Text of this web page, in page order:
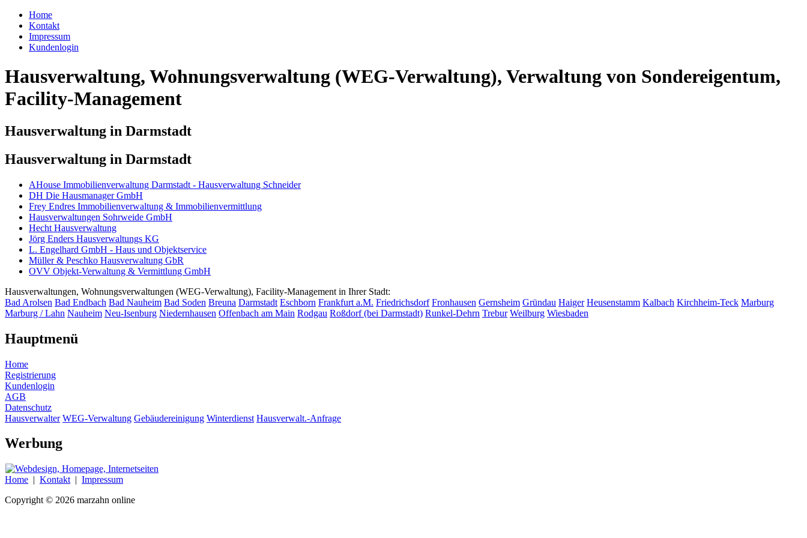
Home
Kontakt
Impressum
Kundenlogin
Hausverwaltung, Wohnungsverwaltung (WEG-Verwaltung), Verwaltung von Sondereigentum,
Facility-Management
Hausverwaltung in Darmstadt
Hausverwaltung in Darmstadt
AHouse Immobilienverwaltung Darmstadt - Hausverwaltung Schneider
DH Die Hausmanager GmbH
Frey Endres Immobilienverwaltung & Immobilienvermittlung
Hausverwaltungen Sohrweide GmbH
Hecht Hausverwaltung
Jörg Enders Hausverwaltungs KG
L. Engelhard GmbH - Haus und Objektservice
Müller & Peschko Hausverwaltung GbR
OVV Objekt-Verwaltung & Vermittlung GmbH
Hausverwaltungen, Wohnungsverwaltungen (WEG-Verwaltung), Facility-Management in Ihrer Stadt:
Bad Arolsen Bad Endbach Bad Nauheim Bad Soden Breuna Darmstadt Eschborn Frankfurt a.M. Friedrichsdorf Fronhausen Gernsheim Gründau Haiger Heusenstamm Kalbach Kirchheim-Teck Marburg
Marburg / Lahn Nauheim Neu-Isenburg Niedernhausen Offenbach am Main Rodgau Roßdorf (bei Darmstadt) Runkel-Dehrn Trebur Weilburg Wiesbaden
Hauptmenü
Home
Registrierung
Kundenlogin
AGB
Datenschutz
Hausverwalter WEG-Verwaltung Gebäudereinigung Winterdienst Hausverwalt.-Anfrage
Werbung
Home | Kontakt | Impressum
Copyright © 2026 marzahn online